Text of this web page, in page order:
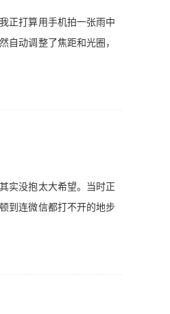
正打算用手机拍一张雨中
自动调整了焦距和光圈，
实没抱太大希望。当时正
到连微信都打不开的地步